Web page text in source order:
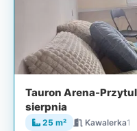
Tauron Arena-
sierpnia
25 m² Kawalerka1